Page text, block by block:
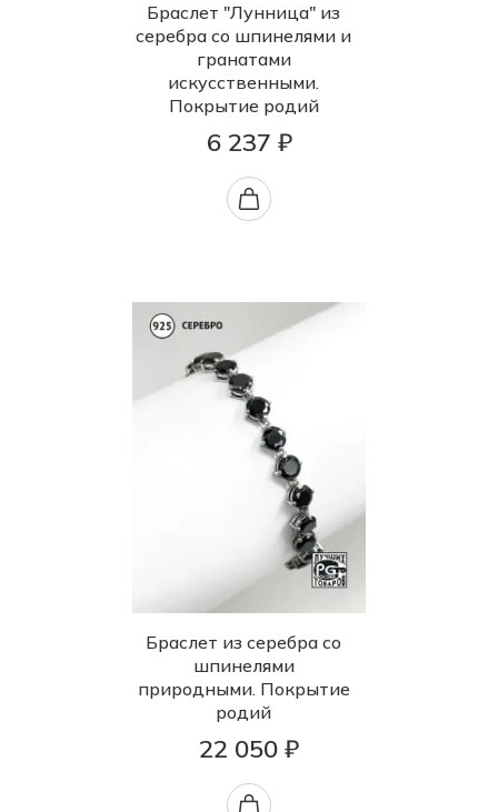
Браслет "Лунница" из
серебра со шпинелями и
гранатами
искусственными.
Покрытие родий
6 237 ₽
Браслет из серебра со
шпинелями
природными. Покрытие
родий
22 050 ₽